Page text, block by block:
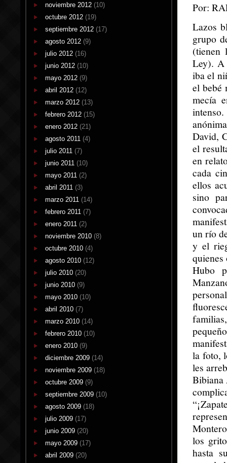
noviembre 2012 (10)
octubre 2012 (19)
septiembre 2012 (17)
agosto 2012 (9)
julio 2012 (16)
junio 2012 (10)
mayo 2012 (9)
abril 2012 (12)
marzo 2012 (13)
febrero 2012 (15)
enero 2012 (21)
agosto 2011 (4)
julio 2011 (7)
junio 2011 (10)
mayo 2011 (2)
abril 2011 (3)
marzo 2011 (14)
febrero 2011 (7)
enero 2011 (2)
noviembre 2010 (8)
octubre 2010 (4)
agosto 2010 (12)
julio 2010 (20)
junio 2010 (9)
mayo 2010 (10)
abril 2010 (7)
marzo 2010 (14)
febrero 2010 (10)
enero 2010 (9)
diciembre 2009 (14)
noviembre 2009 (18)
octubre 2009 (9)
septiembre 2009 (10)
agosto 2009 (18)
julio 2009 (17)
junio 2009 (20)
mayo 2009 (17)
abril 2009 (20)
Por:
Lazos
grupo
(tienen
Ley). A
iba el
el bebé
mecía
David,
el
en
cada
ellos
sino
un río
y el
quienes
Hubo
la foto,
les
Bibiana
los
hasta